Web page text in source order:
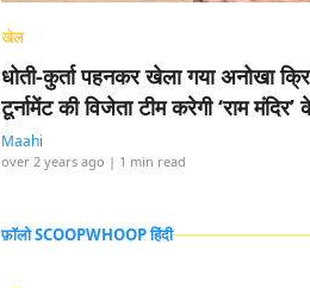
खेल
धोती-कुर्ता पहनकर खेला गया अनोखा
टूर्नामेंट की विजेता टीम करेगी ‘राम मंदिर’
Maahi
over 2 years ago | 1 min read
फ़ॉलो SCOOPWHOOP हिंदी